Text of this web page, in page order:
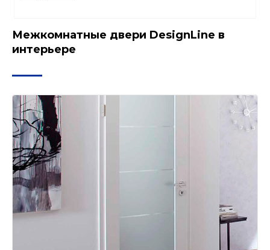
Межкомнатные двери DesignLine в
интерьере